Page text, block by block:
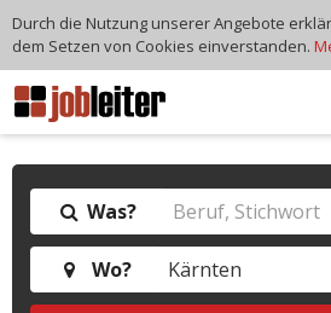
Was?
Wo?
Durch die Nutzung unserer Angebote
dem Setzen von Cookies einverstanden.